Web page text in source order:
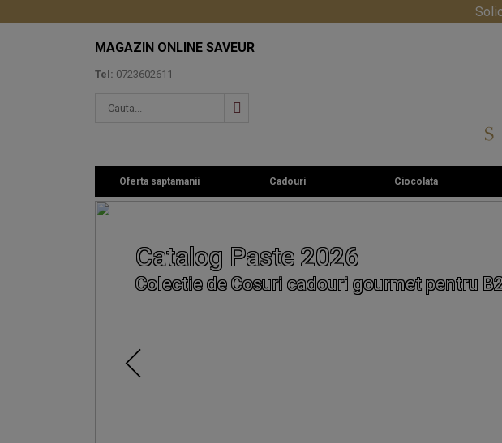
MAGAZIN ONLINE SAVEUR
Tel: 0723602611
Oferta saptamanii Cadouri Ciocolata
Catalog Paste 2026
Colectie de Cosuri cadouri gourmet pentru